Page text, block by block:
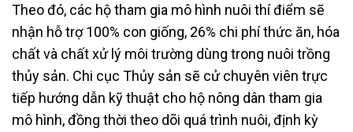
Theo đó, các hộ tham gia mô hình nuôi thí điểm sẽ
nhận hỗ trợ 100% con giống, 26% chi phí thức ăn, hóa
chất và chất xử lý môi trường dùng trong nuôi trồng
thủy sản. Chi cục Thủy sản sẽ cử chuyên viên trực
tiếp hướng dẫn kỹ thuật cho hộ nông dân tham gia
mô hình, đồng thời theo dõi quá trình nuôi, định kỳ